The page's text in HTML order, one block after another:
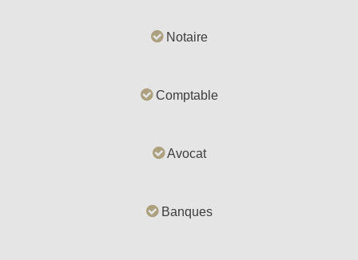
Notaire
Comptable
Avocat
Banques